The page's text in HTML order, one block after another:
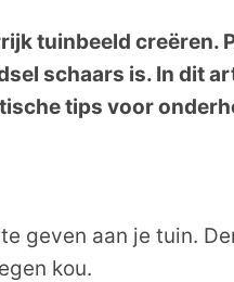
tuinbeeld creëren.
schaars is. In dit
tips voor
geven aan je tuin.
kou.